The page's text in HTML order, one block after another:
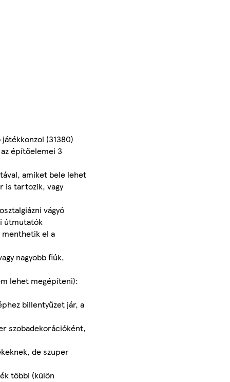
(31380)
építőelemei 3
amiket bele lehet
is tartozik, vagy
vágyó
útmutatók
menthetik el a
nagyobb fiúk,
lehet megépíteni):
billentyűzet jár, a
szobadekorációként,
de szuper
többi (külön